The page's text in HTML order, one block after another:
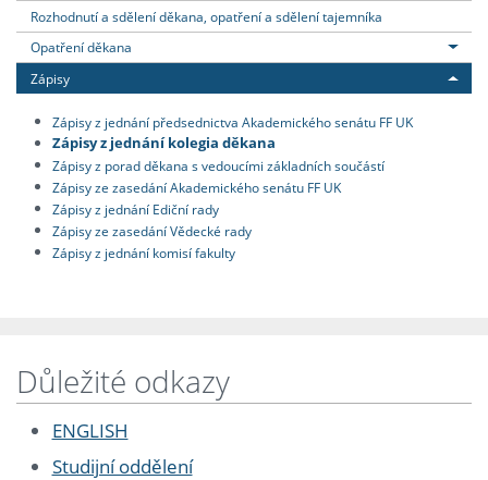
Rozhodnutí a sdělení děkana, opatření a sdělení tajemníka
Opatření děkana
Zápisy
Zápisy z jednání předsednictva Akademického senátu FF UK
Zápisy z jednání kolegia děkana
Zápisy z porad děkana s vedoucími základních součástí
Zápisy ze zasedání Akademického senátu FF UK
Zápisy z jednání Ediční rady
Zápisy ze zasedání Vědecké rady
Zápisy z jednání komisí fakulty
Důležité odkazy
ENGLISH
Studijní oddělení